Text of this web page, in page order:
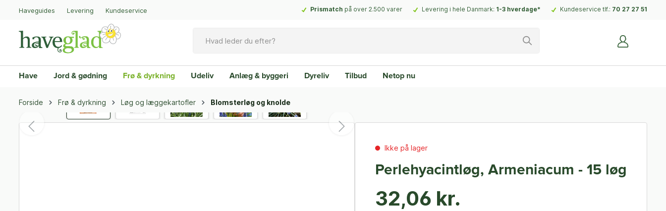
Haveguides Levering Kundeservice Prismatch på over 2.500 varer Levering i hele Danmark: 1-3 hverdage* Kundeservice tlf.: 70 27 27 51
Have Jord & gødning Frø & dyrkning Udeliv Anlæg & byggeri Dyreliv Tilbud Netop nu
Forside Frø & dyrkning Løg og læggekartofler Blomsterløg og knolde
Ikke på lager
Perlehyacintløg, Armeniacum - 15 løg
32,06 kr.